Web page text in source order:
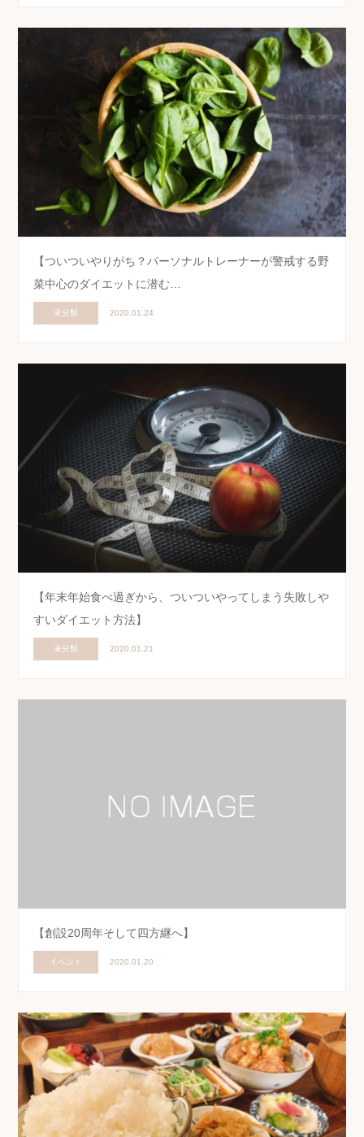
【ついついやりがち？パーソナルトレーナーが警戒する野
菜中心のダイエットに潜む…
未分類 2020.01.24
【年末年始食べ過ぎから、ついついやってしまう失敗しや
すいダイエット方法】
未分類 2020.01.21
【創設20周年そして四方継へ】
イベント 2020.01.20